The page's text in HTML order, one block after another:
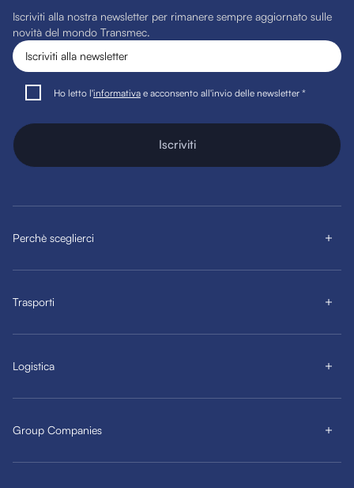
Iscriviti alla nostra newsletter per rimanere sempre aggiornato sulle
novità del mondo Transmec.
Ho letto l'informativa e acconsento all'invio delle newsletter *
Iscriviti
Perchè sceglierci
Trasporti
Logistica
Group Companies